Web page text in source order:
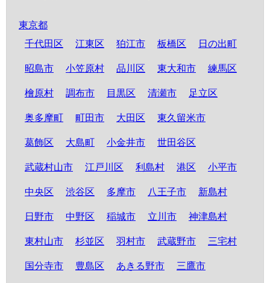
東京都
千代田区
江東区 狛江市 板橋区 日の出町
昭島市 小笠原村 品川区 東大和市 練馬区
檜原村 調布市 目黒区 清瀬市 足立区
奥多摩町 町田市 大田区 東久留米市
葛飾区 大島町 小金井市 世田谷区
武蔵村山市 江戸川区 利島村 港区 小平市
中央区 渋谷区 多摩市 八王子市 新島村
日野市 中野区 稲城市 立川市 神津島村
東村山市 杉並区 羽村市 武蔵野市 三宅村
国分寺市 豊島区 あきる野市 三鷹市